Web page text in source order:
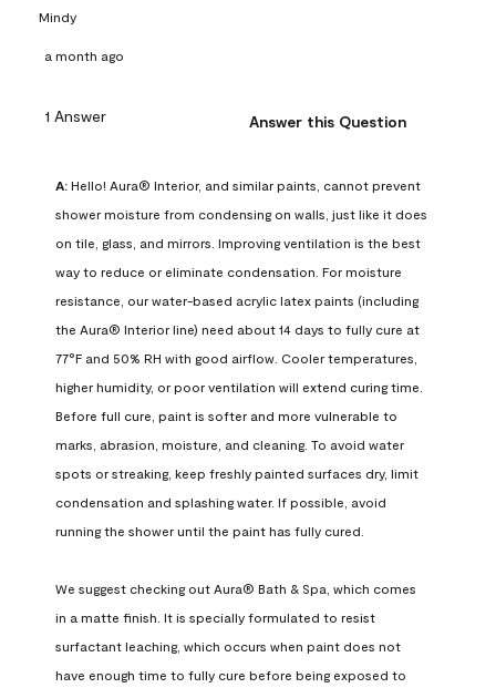
Mindy
a month ago
1 Answer Answer this Question
A: Hello! Aura® Interior, and similar paints, cannot prevent
shower moisture from condensing on walls, just like it does
on tile, glass, and mirrors. Improving ventilation is the best
way to reduce or eliminate condensation. For moisture
resistance, our water-based acrylic latex paints (including
the Aura® Interior line) need about 14 days to fully cure at
77°F and 50% RH with good airflow. Cooler temperatures,
higher humidity, or poor ventilation will extend curing time.
Before full cure, paint is softer and more vulnerable to
marks, abrasion, moisture, and cleaning. To avoid water
spots or streaking, keep freshly painted surfaces dry, limit
condensation and splashing water. If possible, avoid
running the shower until the paint has fully cured.
We suggest checking out Aura® Bath & Spa, which comes
in a matte finish. It is specially formulated to resist
surfactant leaching, which occurs when paint does not
have enough time to fully cure before being exposed to